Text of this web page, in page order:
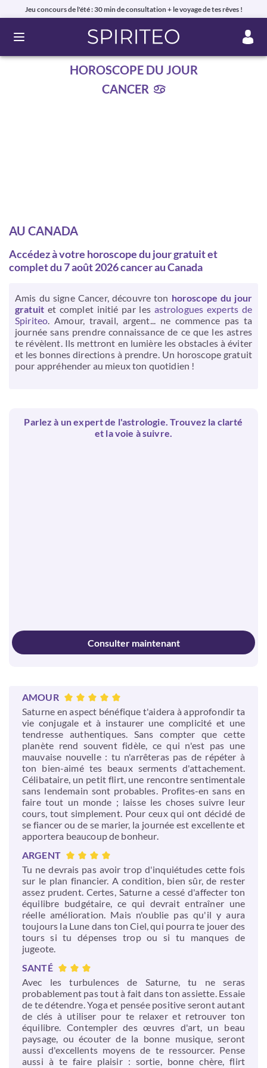
Jeu concours de l'été : 30 min de consultation + le voyage de tes rêves !
Ouvrir le menu
HOROSCOPE DU JOUR
CANCER
AU CANADA
Accédez à votre horoscope du jour gratuit et
complet du 7 août 2026 cancer au Canada
Amis du signe Cancer, découvre ton horoscope du jour
gratuit et complet initié par les astrologues experts de
Spiriteo. Amour, travail, argent... ne commence pas ta
journée sans prendre connaissance de ce que les astres
te révèlent. Ils mettront en lumière les obstacles à éviter
et les bonnes directions à prendre. Un horoscope gratuit
pour appréhender au mieux ton quotidien !
Parlez à un expert de l'astrologie. Trouvez la clarté
et la voie à suivre.
Consulter maintenant
AMOUR
Saturne en aspect bénéfique t'aidera à approfondir ta
vie conjugale et à instaurer une complicité et une
tendresse authentiques. Sans compter que cette
planète rend souvent fidèle, ce qui n'est pas une
mauvaise nouvelle : tu n'arrêteras pas de répéter à
ton bien-aimé tes beaux serments d'attachement.
Célibataire, un petit flirt, une rencontre sentimentale
sans lendemain sont probables. Profites-en sans en
faire tout un monde ; laisse les choses suivre leur
cours, tout simplement. Pour ceux qui ont décidé de
se fiancer ou de se marier, la journée est excellente et
apportera beaucoup de bonheur.
ARGENT
Tu ne devrais pas avoir trop d'inquiétudes cette fois
sur le plan financier. A condition, bien sûr, de rester
assez prudent. Certes, Saturne a cessé d'affecter ton
équilibre budgétaire, ce qui devrait entraîner une
réelle amélioration. Mais n'oublie pas qu'il y aura
toujours la Lune dans ton Ciel, qui pourra te jouer des
tours si tu dépenses trop ou si tu manques de
jugeote.
SANTÉ
Avec les turbulences de Saturne, tu ne seras
probablement pas tout à fait dans ton assiette. Essaie
de te détendre. Yoga et pensée positive seront autant
de clés à utiliser pour te relaxer et retrouver ton
équilibre. Contempler des œuvres d'art, un beau
paysage, ou écouter de la bonne musique, seront
aussi d'excellents moyens de te ressourcer. Pense
aussi à te faire plaisir : sortie, bonne chère, flirt